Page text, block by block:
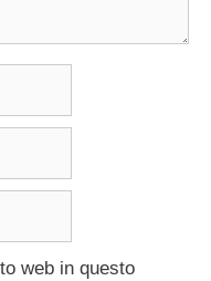
web in questo